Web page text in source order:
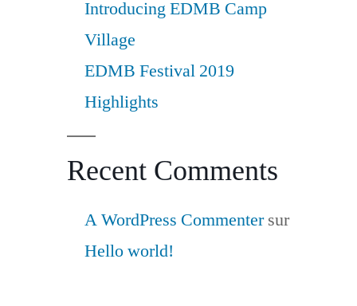
Introducing EDMB Camp
Village
EDMB Festival 2019
Highlights
Recent Comments
A WordPress Commentersur
Hello world!